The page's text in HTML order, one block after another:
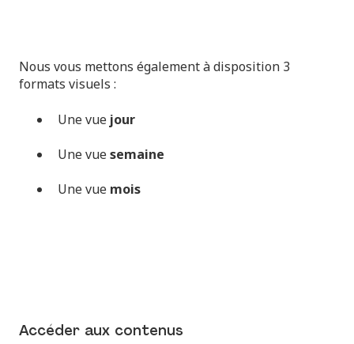
Nous vous mettons également à disposition 3
formats visuels :
Une vue jour
Une vuesemaine
Une vue mois
Accéder aux contenus